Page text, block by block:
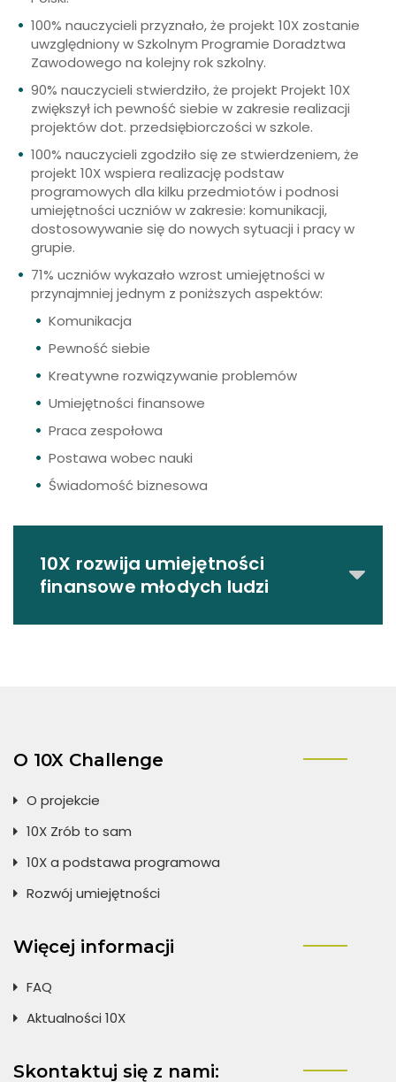
100% nauczycieli przyznało, że projekt 10X zostanie
uwzględniony w Szkolnym Programie Doradztwa
Zawodowego na kolejny rok szkolny.
90% nauczycieli stwierdziło, że projekt Projekt 10X
zwiększył ich pewność siebie w zakresie realizacji
projektów dot. przedsiębiorczości w szkole.
100% nauczycieli zgodziło się ze stwierdzeniem, że
projekt 10X wspiera realizację podstaw
programowych dla kilku przedmiotów i podnosi
umiejętności uczniów w zakresie: komunikacji,
dostosowywanie się do nowych sytuacji i pracy w
grupie.
71% uczniów wykazało wzrost umiejętności w
przynajmniej jednym z poniższych aspektów:
Komunikacja
Pewność siebie
Kreatywne rozwiązywanie problemów
Umiejętności finansowe
Praca zespołowa
Postawa wobec nauki
Świadomość biznesowa
10X rozwija umiejętności
finansowe młodych ludzi
O 10X Challenge
O projekcie
10X Zrób to sam
10X a podstawa programowa
Rozwój umiejętności
Więcej informacji
FAQ
Aktualności 10X
Skontaktuj się z nami: